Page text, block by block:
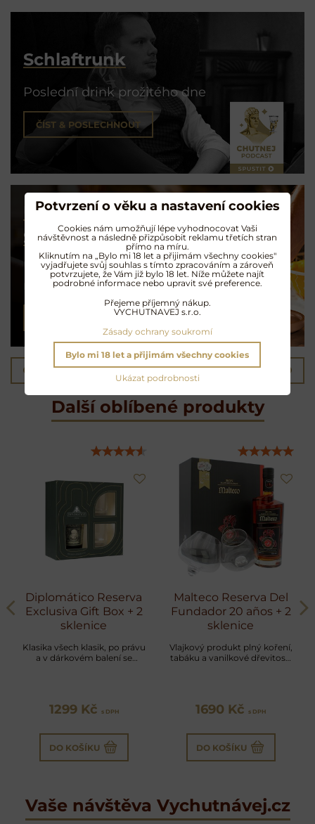
Schlaftrunk
Poslední drink prožitého dne
ČÍST & POSLECHNOUT
Už máte svůj
Signature drink?
Průvodce amatérskou
mixologií
ČÍST & POSLECHNOUT
Předchozí produkt Následující produkt
Další oblíbené produkty
Diplomático Reserva
Exclusiva Gift Box + 2
sklenice
Klasika všech klasik, po právu
a v dárkovém balení se
1299 Kč s DPH
DO KOŠÍKU
Malteco Reserva Del
Fundador 20 años + 2
sklenice
Vlajkový produkt plný koření,
tabáku a vanilkové dřevitosti
1690 Kč s DPH
DO KOŠÍKU
Vaše návštěva Vychutnávej.cz
Potvrzení o věku a nastavení cookies
Cookies nám umožňují lépe vyhodnocovat Vaši
návštěvnost a následně přizpůsobit reklamu třetích stran
přímo na míru.
Kliknutím na „Bylo mi 18 let a přijimám všechny cookies"
vyjadřujete svůj souhlas s tímto zpracováním a zároveň
potvrzujete, že Vám již bylo 18 let. Níže můžete najít
podrobné informace nebo upravit své preference.
Přejeme příjemný nákup.
VYCHUTNAVEJ s.r.o.
Zásady ochrany soukromí
Ukázat podrobnosti
Bylo mi 18 let a přijimám všechny cookies